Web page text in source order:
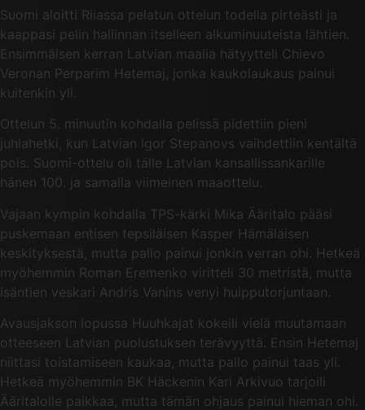
Suomi aloitti Riiassa pelatun ottelun todella pirteästi ja
kaappasi pelin hallinnan itselleen alkuminuuteista lähtien.
Ensimmäisen kerran Latvian maalia hätyytteli Chievo
Veronan Perparim Hetemaj, jonka kaukolaukaus painui
kuitenkin yli.
Ottelun 5. minuutin kohdalla pelissä pidettiin pieni
juhlahetki, kun Latvian Igor Stepanovs vaihdettiin kentältä
pois. Suomi-ottelu oli tälle Latvian kansallissankarille
hänen 100. ja samalla viimeinen maaottelu.
Vajaan kympin kohdalla TPS-kärki Mika Ääritalo pääsi
puskemaan entisen tepsiläisen Kasper Hämäläisen
keskityksestä, mutta pallo painui jonkin verran ohi. Hetkeä
myöhemmin Roman Eremenko viritteli 30 metristä, mutta
isäntien veskari Andris Vanins venyi huipputorjuntaan.
Avausjakson lopussa Huuhkajat kokeili vielä muutamaan
otteeseen Latvian puolustuksen terävyyttä. Ensin Hetemaj
niittasi toistamiseen kaukaa, mutta pallo painui taas yli.
Hetkeä myöhemmin BK Häckenin Kari Arkivuo tarjoili
Ääritalolle paikkaa, mutta tämän ohjaus painui hieman ohi.